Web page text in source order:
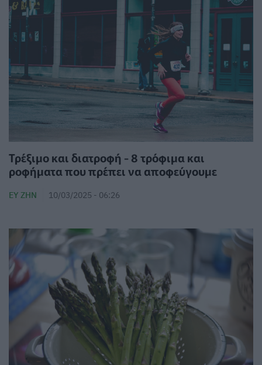
Τρέξιμο και διατροφή - 8 τρόφιμα και
ροφήματα που πρέπει να αποφεύγουμε
ΕΥ ΖΗΝ 10/03/2025 - 06:26